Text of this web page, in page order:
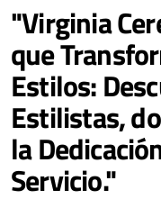
"Virginia
que
Estilos:
Estilistas,
la
Servicio."